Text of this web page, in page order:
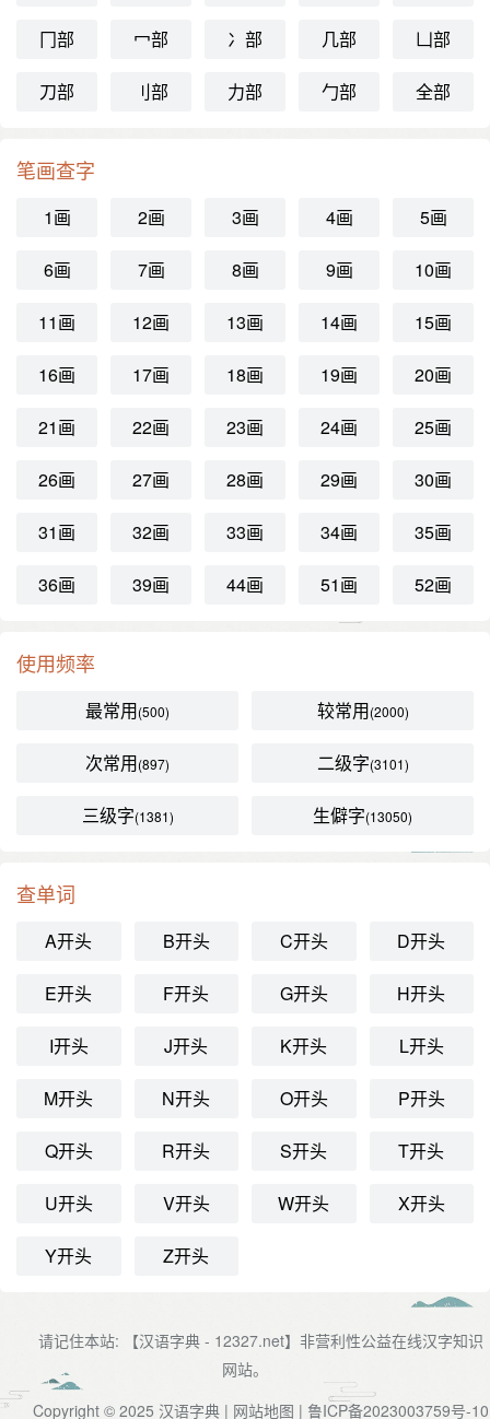
冂部 冖部 冫部 几部 凵部
刀部 刂部 力部 勹部 全部
笔画查字
1画 2画 3画 4画 5画
6画 7画 8画 9画 10画
11画 12画 13画 14画 15画
16画 17画 18画 19画 20画
21画 22画 23画 24画 25画
26画 27画 28画 29画 30画
31画 32画 33画 34画 35画
36画 39画 44画 51画 52画
使用频率
最常用(500) 较常用(2000)
次常用(897) 二级字(3101)
三级字(1381) 生僻字(13050)
查单词
A开头 B开头 C开头 D开头
E开头 F开头 G开头 H开头
I开头 J开头 K开头 L开头
M开头 N开头 O开头 P开头
Q开头 R开头 S开头 T开头
U开头 V开头 W开头 X开头
Y开头 Z开头
请记住本站: 【汉语字典 - 12327.net】非营利性公益在线汉字知识
网站。
Copyright © 2025 汉语字典| 网站地图 | 鲁ICP备2023003759号-10